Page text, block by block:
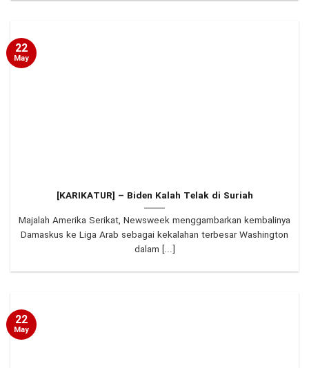
[KARIKATUR] – Biden Kalah Telak di Suriah
Majalah Amerika Serikat, Newsweek menggambarkan kembalinya
Damaskus ke Liga Arab sebagai kekalahan terbesar Washington
dalam [...]
22
May
22
May